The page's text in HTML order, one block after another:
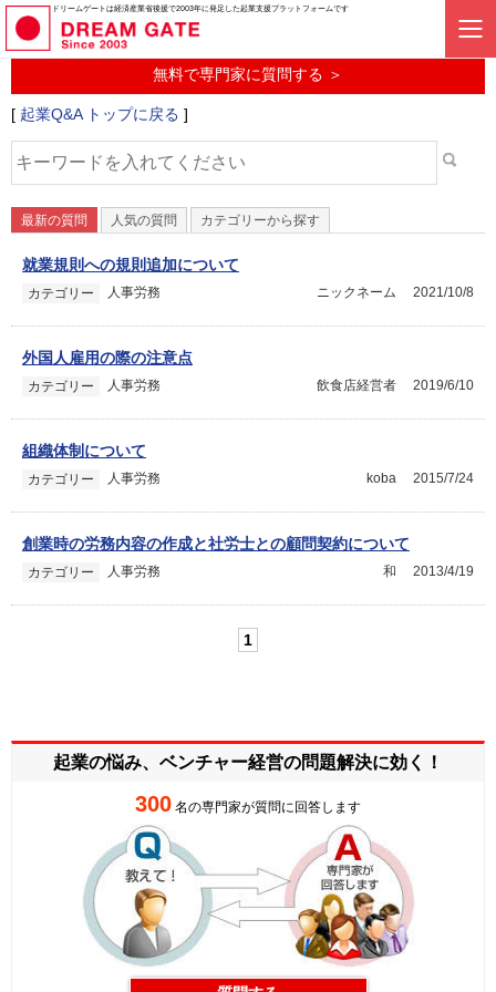
ドリームゲートは経済産業省後援で2003年に発足した起業支援プラットフォームです
起業に関するみんなの質問投稿サービス
起業Q&A
無料で専門家に質問する ＞
[ 起業Q&A トップに戻る ]
最新の質問 人気の質問 カテゴリーから探す
就業規則への規則追加について
カテゴリー 人事労務 2021/10/8
ニックネーム
外国人雇用の際の注意点
カテゴリー 人事労務 2019/6/10
飲食店経営者
組織体制について
カテゴリー 人事労務 2015/7/24
koba
創業時の労務内容の作成と社労士との顧問契約について
カテゴリー 人事労務 2013/4/19
和
1
起業の悩み、ベンチャー経営の問題解決に効く！
300 名の専門家が質問に回答します